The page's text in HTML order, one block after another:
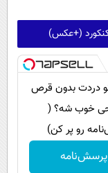
(+عکس)
دردت بدون قرص
خوب شه؟ (
رو پر کن)